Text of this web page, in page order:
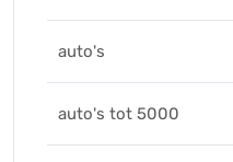
auto's
auto's tot 5000